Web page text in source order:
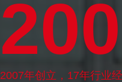
200
2007年创立，17年行业